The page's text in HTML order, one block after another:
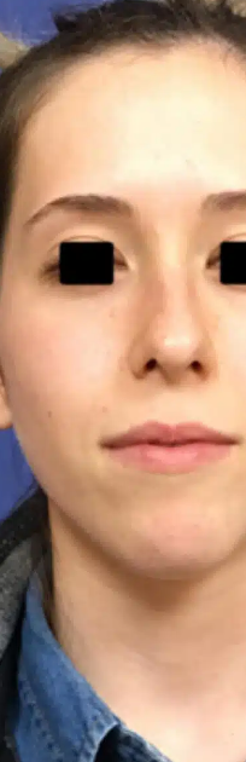
לפני כשנה עשיתי
והשתלת ריבועים
התוצאה לא פחות
ממושלמת ידיו של
דוקטור לוי
הקסם !
החיים המינים
לסוערים כמו
בחורף !
במעמד זה רציתי
תודה מעומק
הטיפול המסור
לוי אברהם ולכל
גם אשתי מוסרת
קרא עוד
דודי לוי